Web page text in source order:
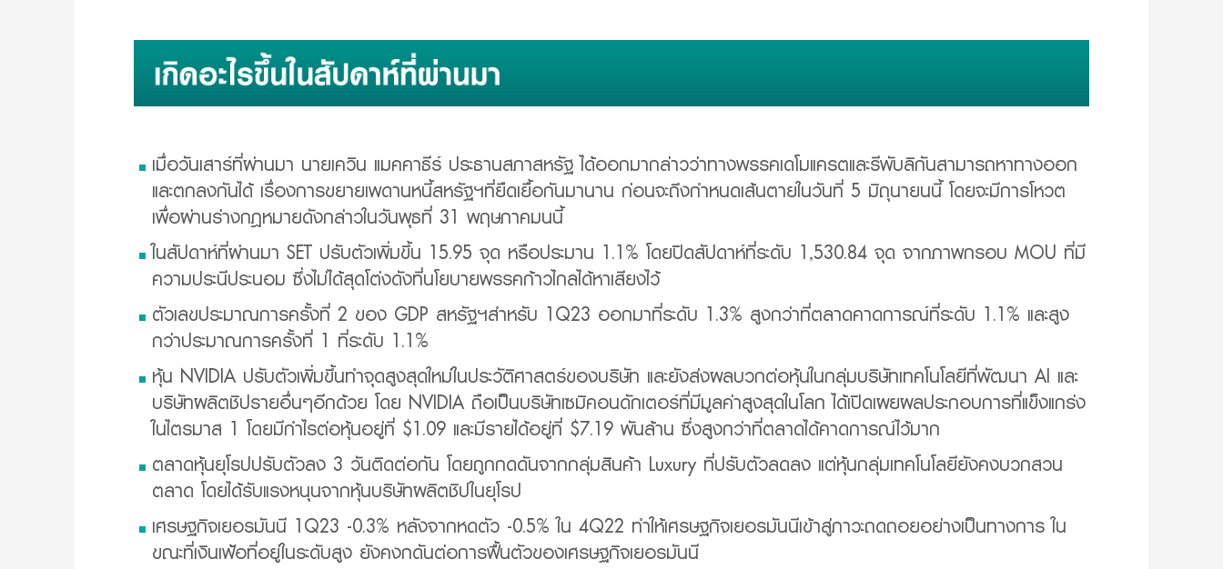
เมื่อวันเสาร์ที่ผ่านมา นายเควิน แมคคาธีร์ ประธานสภาสหรัฐ ได้ออกมากล่าวว่าทางพรรคเดโมแครตและรีพับลิกันสามารถหาทางออก
และตกลงกันได้ เรื่องการขยายเพดานหนี้สหรัฐฯที่ยืดเยื้อกันมานาน ก่อนจะถึงกำหนดเส้นตายในวันที่ 5 มิถุนายนนี้ โดยจะมีการโหวต
เพื่อผ่านร่างกฎหมายดังกล่าวในวันพุธที่ 31 พฤษภาคมนนี้
ในสัปดาห์ที่ผ่านมา SET ปรับตัวเพิ่มขึ้น 15.95 จุด หรือประมาน 1.1% โดยปิดสัปดาห์ที่ระดับ 1,530.84 จุด จากภาพกรอบ MOU ที่มี
ความประนีประนอม ซึ่งไม่ได้สุดโต่งดังที่นโยบายพรรคก้าวไกลได้หาเสียงไว้
ตัวเลขประมาณการครั้งที่ 2 ของ GDP สหรัฐฯสำหรับ 1Q23 ออกมาที่ระดับ 1.3% สูงกว่าที่ตลาดคาดการณ์ที่ระดับ 1.1% และสูง
กว่าประมาณการครั้งที่ 1 ที่ระดับ 1.1%
หุ้น NVIDIA ปรับตัวเพิ่มขึ้นทำจุดสูงสุดใหม่ในประวัติศาสตร์ของบริษัท และยังส่งผลบวกต่อหุ้นในกลุ่มบริษัทเทคโนโลยีที่พัฒนา AI และ
บริษัทผลิตชิปรายอื่นๆอีกด้วย โดย NVIDIA ถือเป็นบริษัทเซมิคอนดักเตอร์ที่มีมูลค่าสูงสุดในโลก ได้เปิดเผยผลประกอบการที่แข็งแกร่ง
ในไตรมาส 1 โดยมีกำไรต่อหุ้นอยู่ที่ $1.09 และมีรายได้อยู่ที่ $7.19 พันล้าน ซึ่งสูงกว่าที่ตลาดได้คาดการณ์ไว้มาก
ตลาดหุ้นยุโรปปรับตัวลง 3 วันติดต่อกัน โดยถูกกดดันจากกลุ่มสินค้า Luxury ที่ปรับตัวลดลง แต่หุ้นกลุ่มเทคโนโลยียังคงบวกสวน
ตลาด โดยได้รับแรงหนุนจากหุ้นบริษัทผลิตชิปในยุโรป
เศรษฐกิจเยอรมันนี 1Q23 -0.3% หลังจากหดตัว -0.5% ใน 4Q22 ทำให้เศรษฐกิจเยอรมันนีเข้าสู่ภาวะถดถอยอย่างเป็นทางการ ใน
ขณะที่เงินเฟ้อที่อยู่ในระดับสูง ยังคงกดันต่อการฟื้นตัวของเศรษฐกิจเยอรมันนี